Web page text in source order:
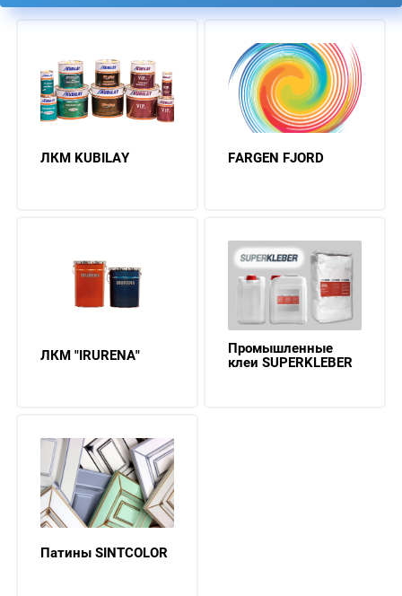
ЛКМ KUBILAY FARGEN FJORD
ЛКМ "IRURENA"
Промышленные
клеи SUPERKLEBER
Патины SINTCOLOR